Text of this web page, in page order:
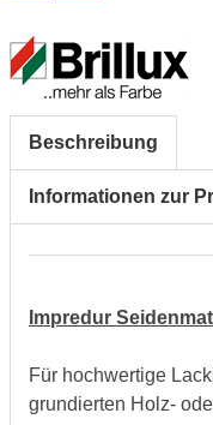
Beschreibung
Informationen zur
Impredur
Für hochwertige
grundierten Holz-